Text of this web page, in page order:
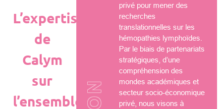
L’expertise
de
Calym
sur
l’ensemble
privé pour mener des
recherches
translationnelles sur les
hémopathies lymphoïdes.
Par le biais de partenariats
stratégiques, d’une
compréhension des
mondes académiques et
secteur socio-économique
privé, nous visons à